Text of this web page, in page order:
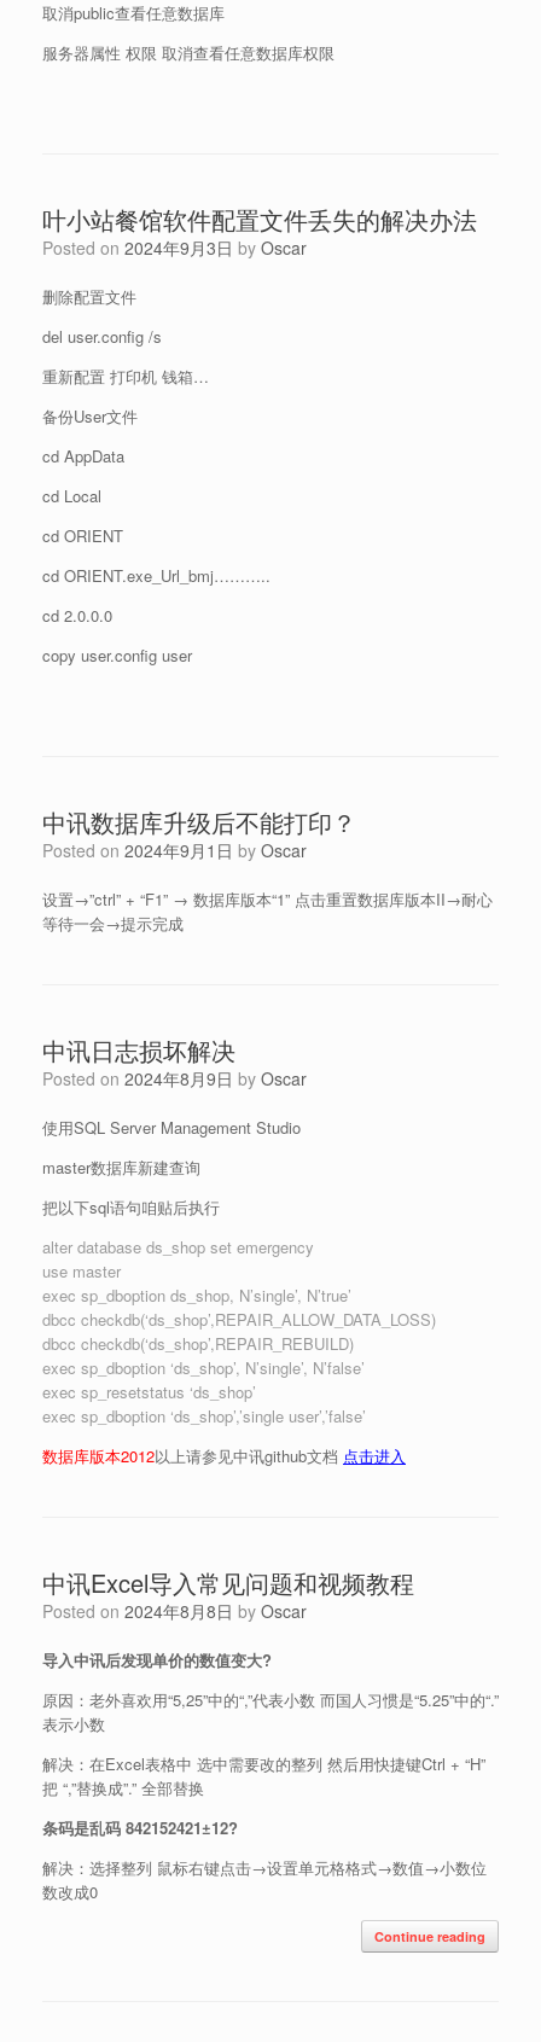
取消public查看任意数据库
服务器属性 权限 取消查看任意数据库权限
叶小站餐馆软件配置文件丢失的解决办法
Posted on 2024年9月3日 by Oscar
删除配置文件
del user.config /s
重新配置 打印机 钱箱…
备份User文件
cd AppData
cd Local
cd ORIENT
cd ORIENT.exe_Url_bmj………..
cd 2.0.0.0
copy user.config user
中讯数据库升级后不能打印？
Posted on 2024年9月1日 by Oscar
设置→”ctrl” + “F1” → 数据库版本“1” 点击重置数据库版本II→耐心
等待一会→提示完成
中讯日志损坏解决
Posted on 2024年8月9日 by Oscar
使用SQL Server Management Studio
master数据库新建查询
把以下sql语句咱贴后执行
alter database ds_shop set emergency
use master
exec sp_dboption ds_shop, N’single’, N’true’
dbcc checkdb(‘ds_shop’,REPAIR_ALLOW_DATA_LOSS)
dbcc checkdb(‘ds_shop’,REPAIR_REBUILD)
exec sp_dboption ‘ds_shop’, N’single’, N’false’
exec sp_resetstatus ‘ds_shop’
exec sp_dboption ‘ds_shop’,’single user’,’false’
数据库版本2012以上请参见中讯github文档 点击进入
中讯Excel导入常见问题和视频教程
Posted on 2024年8月8日 by Oscar
导入中讯后发现单价的数值变大?
原因：老外喜欢用“5,25”中的“,”代表小数 而国人习惯是“5.25”中的“.”
表示小数
解决：在Excel表格中 选中需要改的整列 然后用快捷键Ctrl + “H”
把 “,”替换成”.” 全部替换
条码是乱码 842152421±12?
解决：选择整列 鼠标右键点击→设置单元格格式→数值→小数位
数改成0
Continue reading